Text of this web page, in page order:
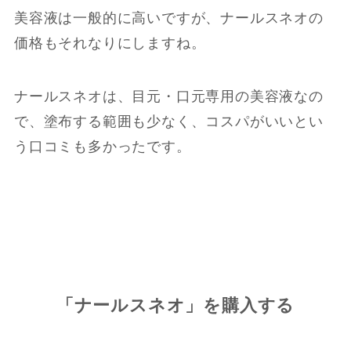
美容液は一般的に高いですが、ナールスネオの
価格もそれなりにしますね。
ナールスネオは、目元・口元専用の美容液なの
で、塗布する範囲も少なく、コスパがいいとい
う口コミも多かったです。
「ナールスネオ」を購入する